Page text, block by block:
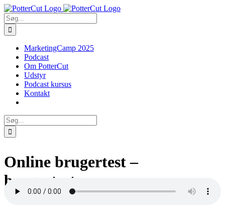
Skip
to
content
Facebook
Twitter
Søg
efter:
MarketingCamp 2025
Podcast
Om PotterCut
Udstyr
Podcast kursus
Kontakt
Søg
efter:
Online brugertest –
brugertest.nu